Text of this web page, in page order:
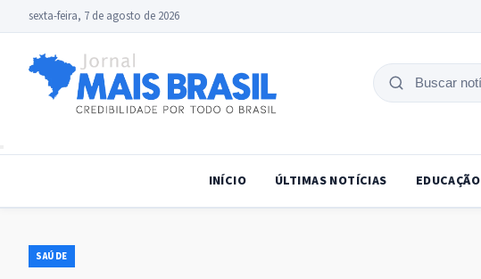
sexta-feira, 7 de agosto de 2026
Buscar
INÍCIO ÚLTIMAS NOTÍCIAS EDUCAÇÃO
SAÚDE